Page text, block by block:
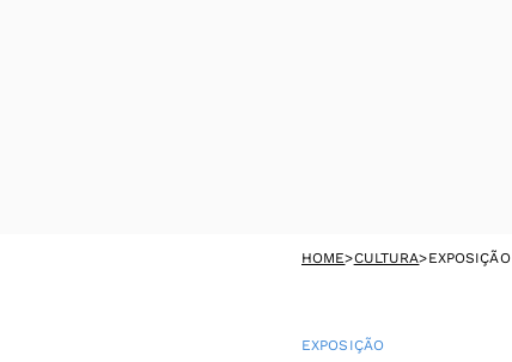
HOME>CULTURA>EXPOSIÇÃO
EXPOSIÇÃO